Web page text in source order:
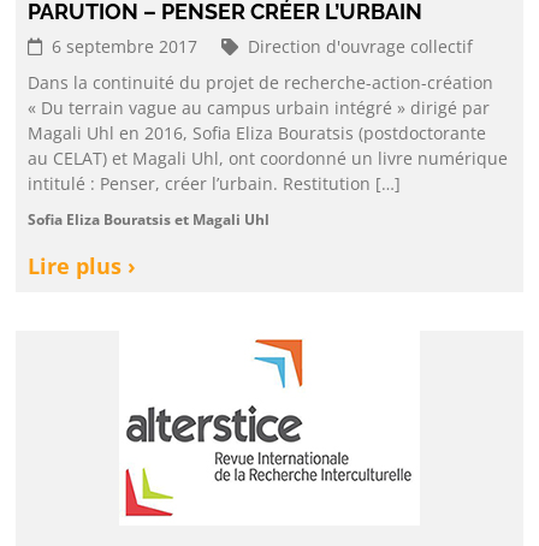
PARUTION – PENSER CRÉER L’URBAIN
6 septembre 2017
Direction d'ouvrage collectif
Dans la continuité du projet de recherche-action-création
« Du terrain vague au campus urbain intégré » dirigé par
Magali Uhl en 2016, Sofia Eliza Bouratsis (postdoctorante
au CELAT) et Magali Uhl, ont coordonné un livre numérique
intitulé : Penser, créer l’urbain. Restitution […]
Sofia Eliza Bouratsis et Magali Uhl
Lire plus ›